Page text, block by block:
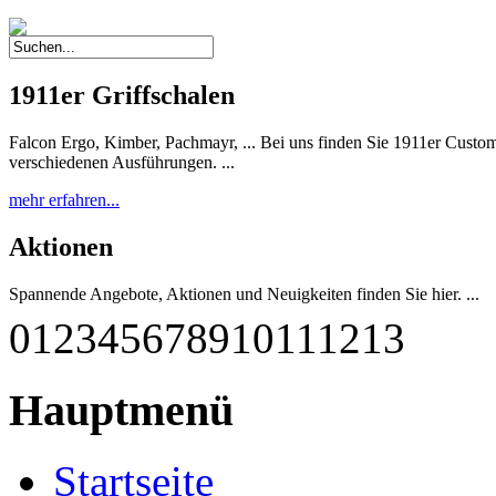
1911er Griffschalen
Falcon Ergo, Kimber, Pachmayr, ... Bei uns finden Sie 1911er
verschiedenen Ausführungen. ...
mehr erfahren...
Aktionen
Spannende Angebote, Aktionen und Neuigkeiten finden Sie hier. ...
mehr erfahren...
Diese einzigartige Pistole wurde nach deutschen
mehr erfahren...
012345678910111213
Hauptmenü
Startseite